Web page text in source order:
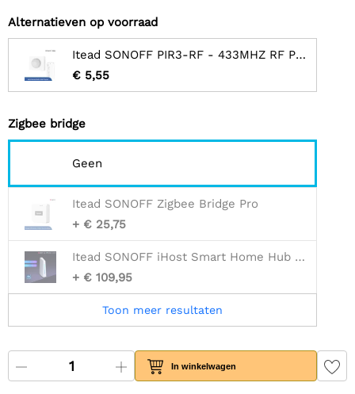
Alternatieven op voorraad
Itead SONOFF PIR3-RF - 433MHZ RF PIR-bewegingssensor
€ 5,55
Zigbee bridge
Geen
Itead SONOFF Zigbee Bridge Pro
+ € 25,75
Itead SONOFF iHost Smart Home Hub - 4GB
+ € 109,95
Toon meer resultaten
In winkelwagen